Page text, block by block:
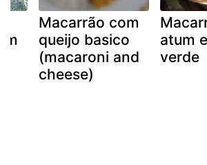
Macarrão com
queijo basico
(macaroni and
cheese)
atum
verde